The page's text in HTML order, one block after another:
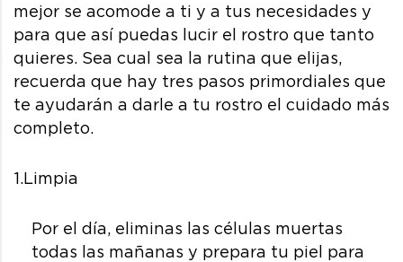
mejor se acomode a ti y a tus necesidades y
para que así puedas lucir el rostro que tanto
quieres. Sea cual sea la rutina que elijas,
recuerda que hay tres pasos primordiales que
te ayudarán a darle a tu rostro el cuidado más
completo.
1.Limpia
Por el día, eliminas las células muertas
todas las mañanas y prepara tu piel para